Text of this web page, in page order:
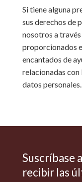
Si tiene alguna
sus derechos de
nosotros a
proporcionados
encantados de
relacionadas con
datos personales.
Suscríbase
recibir las